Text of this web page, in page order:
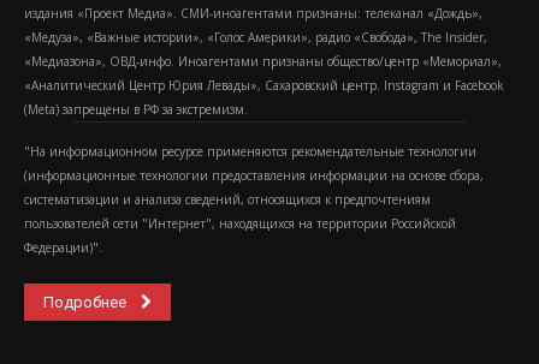
издания «Проект Медиа». СМИ-иноагентами признаны: телеканал «Дождь»,
«Медуза», «Важные истории», «Голос Америки», радио «Свобода», The Insider,
«Медиазона», ОВД-инфо. Иноагентами признаны общество/центр «Мемориал»,
«Аналитический Центр Юрия Левады», Сахаровский центр. Instagram и Facebook
(Metа) запрещены в РФ за экстремизм.
"На информационном ресурсе применяются рекомендательные технологии
(информационные технологии предоставления информации на основе сбора,
систематизации и анализа сведений, относящихся к предпочтениям
пользователей сети "Интернет", находящихся на территории Российской
Федерации)".
Подробнее